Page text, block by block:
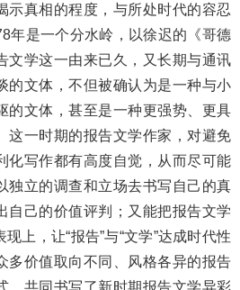
示真相的程度，与所处时代的容忍
年是一个分水岭，以徐迟的《哥德
文学这一由来已久，又长期与通讯
的文体，不但被确认为是一种与小
的文体，甚至是一种更强势、更具
这一时期的报告文学作家，对避免
化写作都有高度自觉，从而尽可能
独立的调查和立场去书写自己的真
自己的价值评判；又能把报告文学
上，让“报告”与“文学”达成时代性
多价值取向不同、风格各异的报告
，共同书写了新时期报告文学异彩